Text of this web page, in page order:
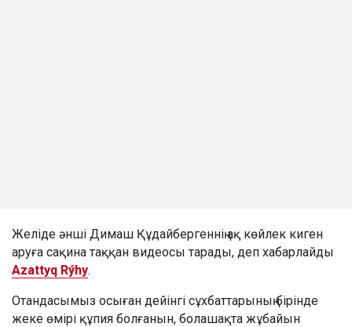
Желіде әнші Димаш Құдайбергеннің ақ көйлек киген
аруға сақина таққан видеосы тарады, деп хабарлайды
Azattyq Rýhy.
Отандасымыз осыған дейінгі сұхбаттарының бірінде
жеке өмірі құпия болғанын, болашақта жұбайын